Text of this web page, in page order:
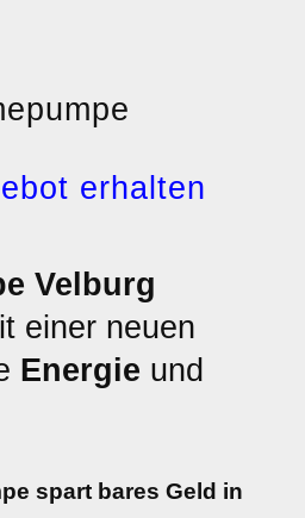
erhalten
Velburg
einer neuen
Energie und
spart bares Geld in